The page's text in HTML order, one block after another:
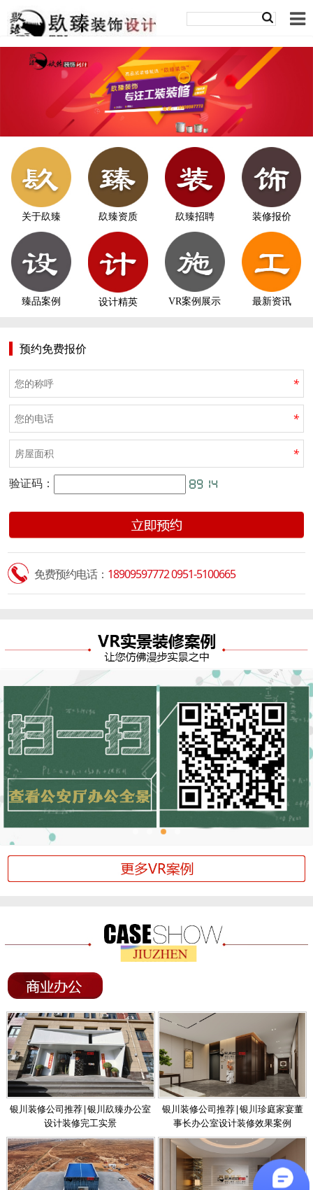
关于镹臻 镹臻资质 镹臻招聘 装修报价
臻品案例 设计精英 VR案例展示 最新资讯
预约免费报价
*
*
*
验证码：
免费预约电话： 18909597772 0951-5100665
银川装修公司推荐|银川镹臻办公室
设计装修完工实景
银川装修公司推荐|银川珍庭家宴董
事长办公室设计装修效果案例